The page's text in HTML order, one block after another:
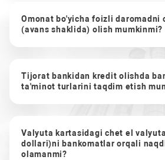
Omonat bo'yicha foizli daromadni
(avans shaklida) olish mumkinmi?
Tijorat bankidan kredit olishda
ta'minot turlarini taqdim etish
Valyuta kartasidagi chet el
dollari)ni bankomatlar orqali
olamanmi?